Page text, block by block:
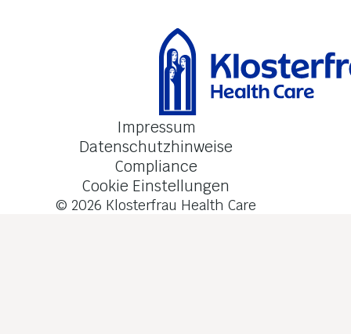
Impressum
Datenschutzhinweise
Compliance
Cookie Einstellungen
© 2026 Klosterfrau Health Care